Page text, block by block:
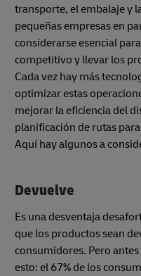
transporte, el embalaje y
pequeñas empresas en
considerarse esencial
competitivo y llevar los
Cada vez hay más
optimizar estas
mejorar la eficiencia del
planificación de rutas
Aquí hay algunos a
Devuelve
Es una desventaja
que los productos sean
consumidores. Pero
esto: el 67% de los